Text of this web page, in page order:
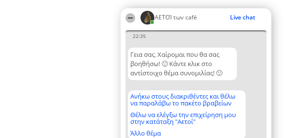
ΑΕΤΟΊ των café Live chat
22:35
Γεια σας. Χαίρομαι που θα σας
βοηθήσω! 🙂 Κάντε κλικ στο
αντίστοιχο θέμα συνομιλίας! 🙂
Ανήκω στους διακριθέντες και θέλω
να παραλάβω το πακέτο βραβείων
Θέλω να ελέγξω την επιχείρηση μου
στην κατάταξη "Αετοί"
Άλλο θέμα